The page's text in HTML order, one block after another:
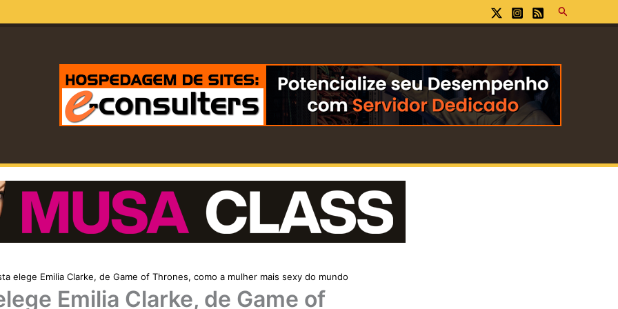
Pesquisar
elege Emilia Clarke, de Game of Thrones, como a mulher mais sexy do mundo
Emilia Clarke, de Game of